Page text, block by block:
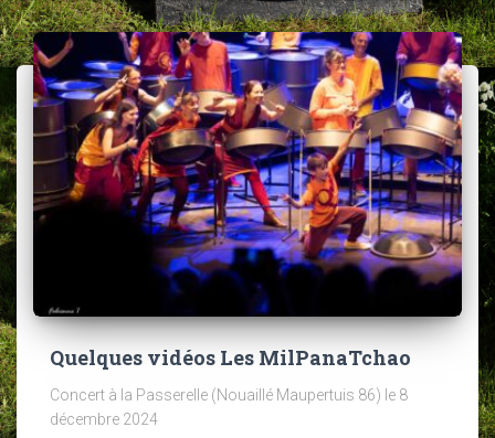
Quelques vidéos Les MilPanaTchao
Concert à la Passerelle (Nouaillé Maupertuis 86) le 8
décembre 2024